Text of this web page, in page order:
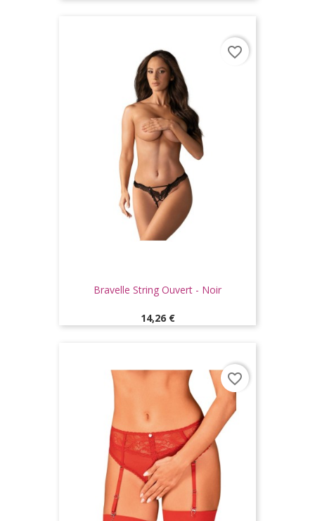
Bravelle String Ouvert - Noir
Prix
14,26 €
favorite_border
favorite_border